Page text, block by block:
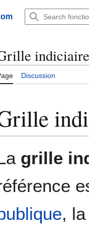
indiciaire
Discussion
grille
,